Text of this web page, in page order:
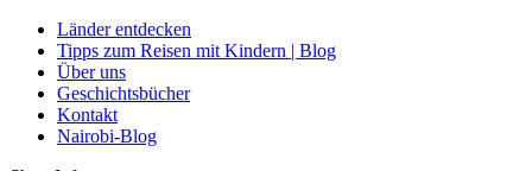
Länder entdecken
Tipps zum Reisen mit Kindern | Blog
Über uns
Geschichtsbücher
Kontakt
Nairobi-Blog